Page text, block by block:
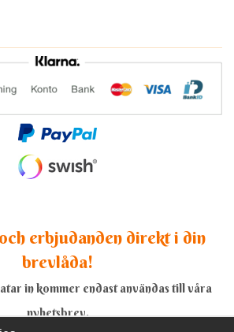
erbjudanden direkt i din
brevlåda!
in kommer endast användas till våra
nyhetsbrev.